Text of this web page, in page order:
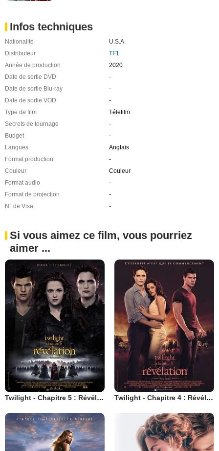
Infos techniques
Nationalité
U.S.A.
Distributeur
TF1
Année de production
2020
Date de sortie DVD
-
Date de sortie Blu-ray
-
Date de sortie VOD
-
Type de film
Télefilm
Secrets de tournage
-
Budget
-
Langues
Anglais
Format production
-
Couleur
Couleur
Format audio
-
Format de projection
-
N° de Visa
-
Si vous aimez ce film, vous pourriez
aimer ...
Twilight - Chapitre 5 : Révélation 2e partie Twilight - Chapitre 4 : Révélation 1ère partie